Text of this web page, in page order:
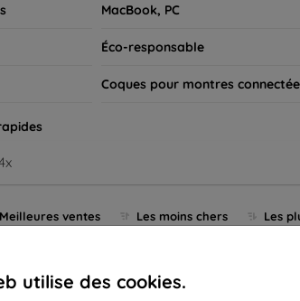
utilise des cookies.
MacBook, PC
Éco-responsable
Coques pour montres
Meilleures ventes Les moins chers Les